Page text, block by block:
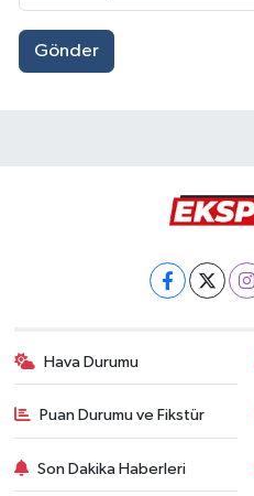
Gönder
Hava Durumu
Puan Durumu ve Fikstür
Son Dakika Haberleri